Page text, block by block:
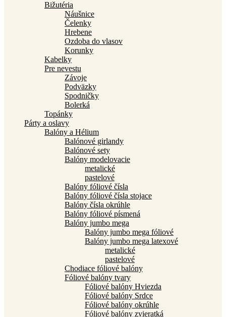
Bižutéria
Náušnice
Čelenky
Hrebene
Ozdoba do vlasov
Korunky
Kabelky
Pre nevestu
Závoje
Podväzky
Spodničky
Bolerká
Topánky
Párty a oslavy
Balóny a Hélium
Balónové girlandy
Balónové sety
Balóny modelovacie
metalické
pastelové
Balóny fóliové čísla
Balóny fóliové čísla stojace
Balóny čísla okrúhle
Balóny fóliové písmená
Balóny jumbo mega
Balóny jumbo mega fóliové
Balóny jumbo mega latexové
metalické
pastelové
Chodiace fóliové balóny
Fóliové balóny tvary
Fóliové balóny Hviezda
Fóliové balóny Srdce
Fóliové balóny okrúhle
Fóliové balóny zvieratká